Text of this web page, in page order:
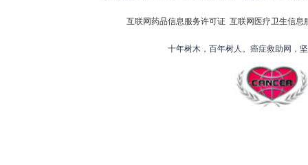
互联网药品信息服务许可证 互联网医疗卫生信息
十年树木，百年树人。癌症救助网，